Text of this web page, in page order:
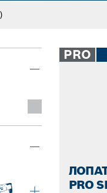
PRO
PRO